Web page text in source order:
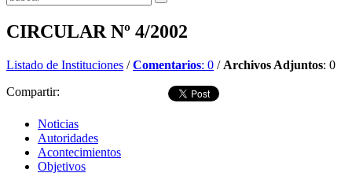
CIRCULAR Nº 4/2002
Listado de Instituciones /Comentarios: 0 / Archivos Adjuntos: 0
Compartir:
Noticias
Autoridades
Acontecimientos
Objetivos